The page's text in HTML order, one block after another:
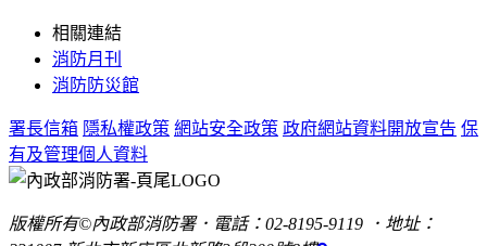
相關連結
消防月刊
消防防災館
署長信箱 隱私權政策 網站安全政策 政府網站資料開放宣告 保
有及管理個人資料
版權所有©內政部消防署．電話：02-8195-9119 ．地址：